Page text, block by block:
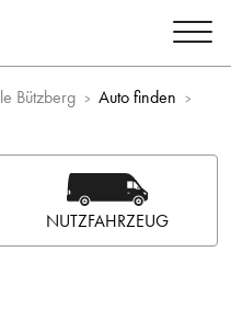
Bützberg
Auto finden
NUTZFAHRZEUG